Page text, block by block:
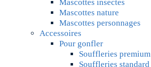
Mascottes insectes
Mascottes nature
Mascottes personnages
Accessoires
Pour gonfler
Souffleries premium
Souffleries standard